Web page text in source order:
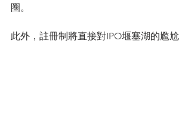
圈。
此外，註冊制將直接對IPO堰塞湖的尷尬